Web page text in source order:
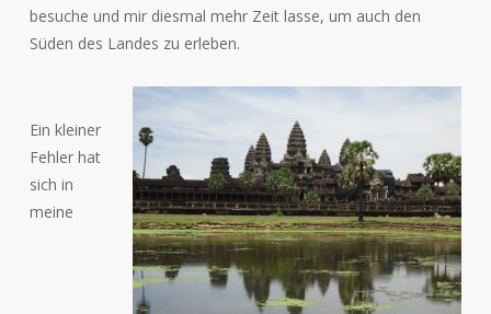
besuche und mir diesmal mehr Zeit lasse, um auch den
Süden des Landes zu erleben.
Ein kleiner
Fehler hat
sich in
meine